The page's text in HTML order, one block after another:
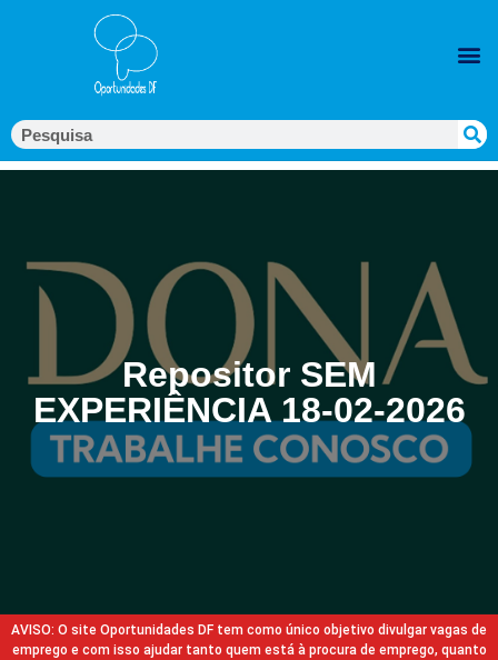
Repositor SEM
EXPERIÊNCIA 18-02-2026
AVISO: O site Oportunidades DF tem como único objetivo divulgar vagas de
emprego e com isso ajudar tanto quem está à procura de emprego, quanto